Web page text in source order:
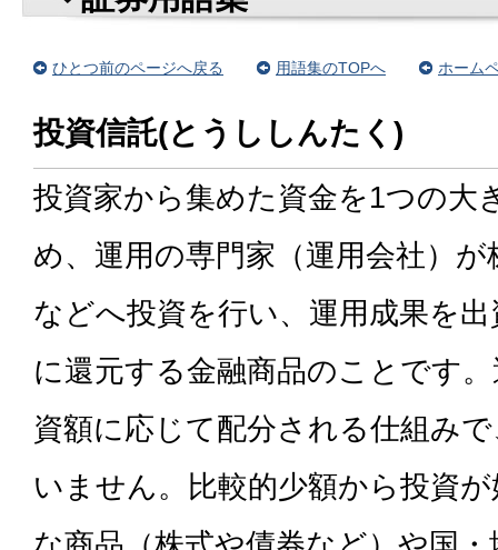
ひとつ前のページへ戻る 用語集のTOPへ ホーム
投資信託(とうししんたく)
投資家から集めた資金を1つの大
め、運用の専門家（運用会社）
などへ投資を行い、運用成果を
に還元する金融商品のことです
資額に応じて配分される仕組み
いません。比較的少額から投資